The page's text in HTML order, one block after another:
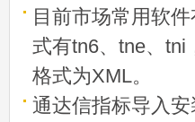
目前市场常用软
式有tn6、tne、tni
格式为XML。
通达信指标导入